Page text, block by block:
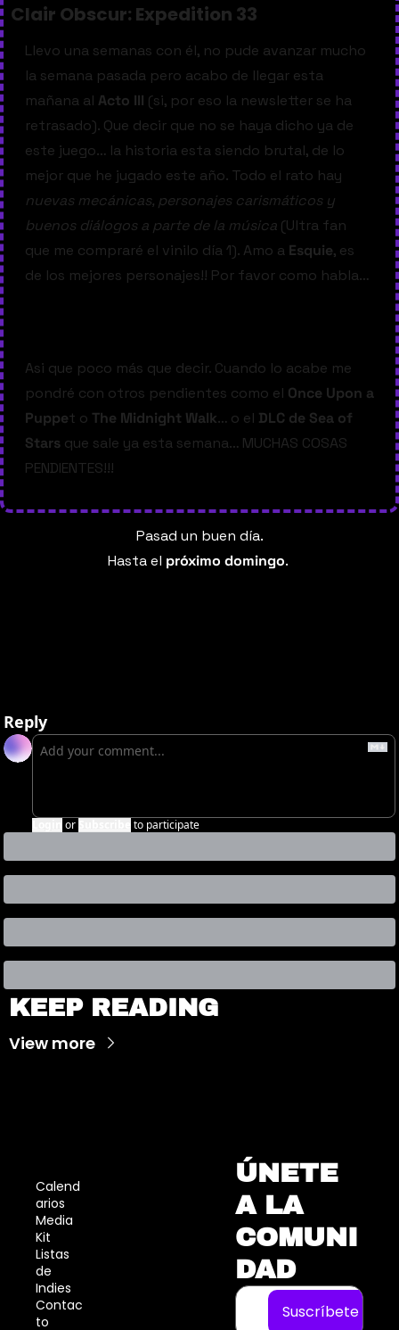
Clair Obscur: Expedition 33
Llevo una semanas con él, no pude avanzar mucho
la semana pasada pero acabo de llegar esta
mañana al Acto III (si, por eso la newsletter se ha
retrasado). Que decir que no se haya dicho ya de
este juego… la historia esta siendo brutal, de lo
nuevas mecánicas, personajes carismáticos y
buenos diálogos a parte de la música (Ultra fan
que me compraré el vinilo día 1). Amo a Esquie, es
de los mejores personajes!! Por favor como habla…
Asi que poco más que decir. Cuando lo acabe me
pondré con otros pendientes como el Once Upon a
Puppet o The Midnight Walk… o el DLC de Sea of
Stars que sale ya esta semana… MUCHAS COSAS
PENDIENTES!!!
Pasad un buen día.
Hasta el próximo domingo.
Reply
or to participate
KEEP READING
View more
Calend
arios
Media
Kit
Listas
de
Indies
Contac
to
ÚNETE
A LA
COMUNI
DAD
Suscríbete